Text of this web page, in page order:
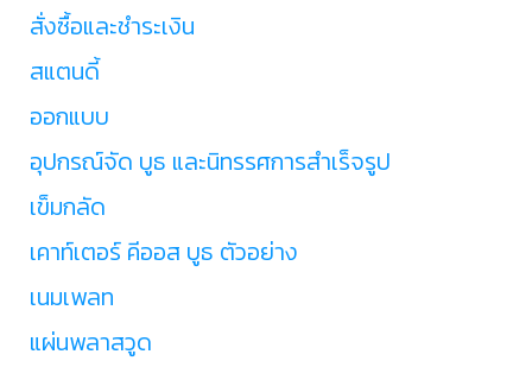
สั่งซื้อและชำระเงิน
สแตนดี้
ออกแบบ
อุปกรณ์จัด บูธ และนิทรรศการสำเร็จรูป
เข็มกลัด
เคาท์เตอร์ คีออส บูธ ตัวอย่าง
เนมเพลท
แผ่นพลาสวูด